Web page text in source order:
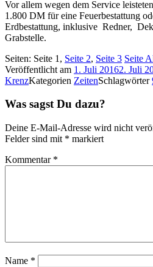
Vor allem wegen dem Service
1.800 DM für eine Feuerbestattung
Erdbestattung, inklusive Redner,
Grabstelle.
Seiten: Seite 1 , Seite 2, Seite 3 Seite
Veröffentlicht am 1. Juli 20162. Juli
KrenzKategorien ZeitenSchlagwörter
Was sagst Du dazu?
Deine E-Mail-Adresse wird nicht
Felder sind mit * markiert
Kommentar *
Name *